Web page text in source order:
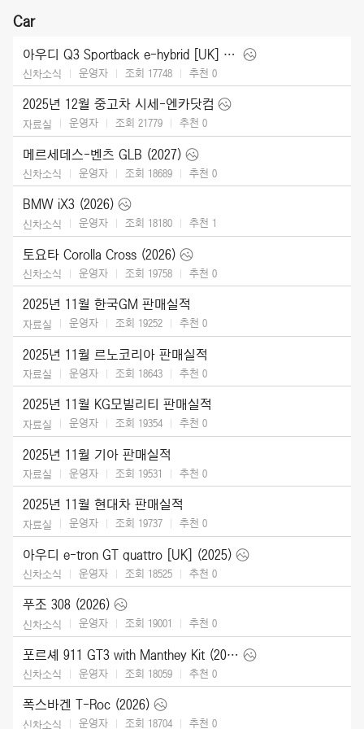
Car
아우디 Q3 Sportback e-hybrid [UK] (2026)
신차소식 운영자 조회 17748 추천 0
2025년 12월 중고차 시세-엔카닷컴
자료실 운영자 조회 21779 추천 0
메르세데스-벤츠 GLB (2027)
신차소식 운영자 조회 18689 추천 0
BMW iX3 (2026)
신차소식 운영자 조회 18180 추천 1
토요타 Corolla Cross (2026)
신차소식 운영자 조회 19758 추천 0
2025년 11월 한국GM 판매실적
자료실 운영자 조회 19252 추천 0
2025년 11월 르노코리아 판매실적
자료실 운영자 조회 18643 추천 0
2025년 11월 KG모빌리티 판매실적
자료실 운영자 조회 19354 추천 0
2025년 11월 기아 판매실적
자료실 운영자 조회 19531 추천 0
2025년 11월 현대차 판매실적
자료실 운영자 조회 19737 추천 0
아우디 e-tron GT quattro [UK] (2025)
신차소식 운영자 조회 18525 추천 0
푸조 308 (2026)
신차소식 운영자 조회 19001 추천 0
포르셰 911 GT3 with Manthey Kit (2026)
신차소식 운영자 조회 18059 추천 0
폭스바겐 T-Roc (2026)
신차소식 운영자 조회 18704 추천 0